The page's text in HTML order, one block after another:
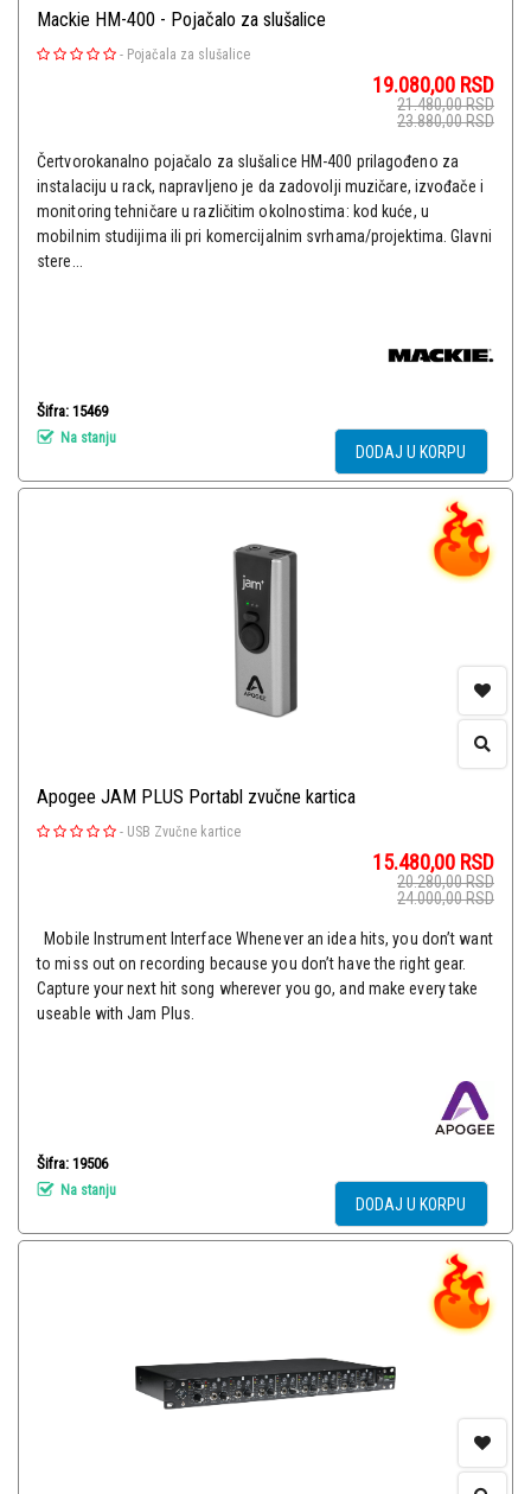
Mackie HM-400 - Pojačalo za slušalice
- Pojačala za slušalice
19.080,00 RSD
21.480,00RSD
23.880,00RSD
Čertvorokanalno pojačalo za slušalice HM-400 prilagođeno za
instalaciju u rack, napravljeno je da zadovolji muzičare, izvođače i
monitoring tehničare u različitim okolnostima: kod kuće, u
mobilnim studijima ili pri komercijalnim svrhama/projektima. Glavni
stere...
Šifra: 15469
Na stanju
DODAJ U KORPU
Apogee JAM PLUS Portabl zvučne kartica
- USB Zvučne kartice
15.480,00 RSD
20.280,00RSD
24.000,00RSD
Mobile Instrument Interface Whenever an idea hits, you don’t want
to miss out on recording because you don’t have the right gear.
Capture your next hit song wherever you go, and make every take
useable with Jam Plus.
Šifra: 19506
Na stanju
DODAJ U KORPU